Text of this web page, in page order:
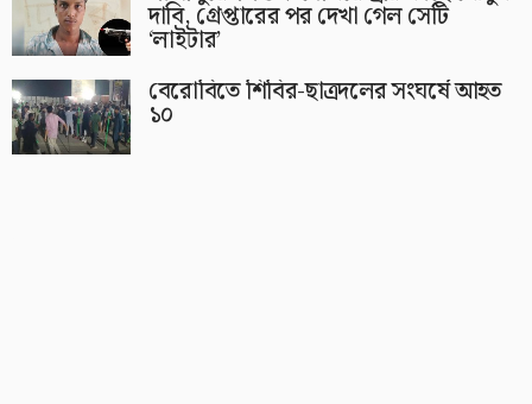
দাবি, গ্রেপ্তারের পর দেখা গেল সেটি
‘লাইটার’
বেরোবিতে শিবির-ছাত্রদলের সংঘর্ষে আহত
১০